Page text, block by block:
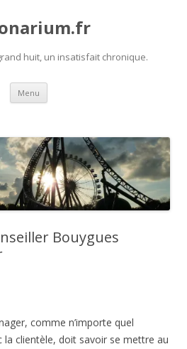
huit, un insatisfait chronique.
Menu Aller
contenu
Bouygues
comme n’importe quel
clientèle, doit savoir se mettre au